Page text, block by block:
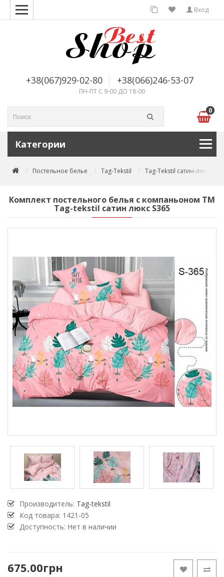
Вход
+38(067)929-02-80 +38(066)246-53-07
ПН-ПТ С 9-00 ДО 18-00
0
Категории
Постельное белье Tag-Tekstil Tag-Tekstil сатин-люкс
Комплект постельного белья с компаньоном TM
Tag-tekstil сатин люкс S365
Производитель: Tag-tekstil
Код товара: 1421-05
Доступность: Нет в наличии
675.00грн